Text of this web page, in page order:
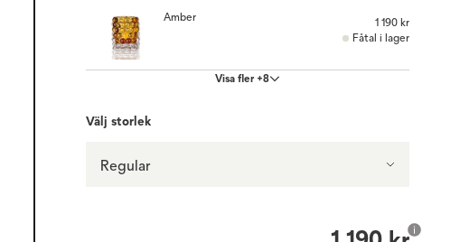
Amber
1 190 kr
Fåtal i lager
Visa fler +8
Välj storlek
Regular